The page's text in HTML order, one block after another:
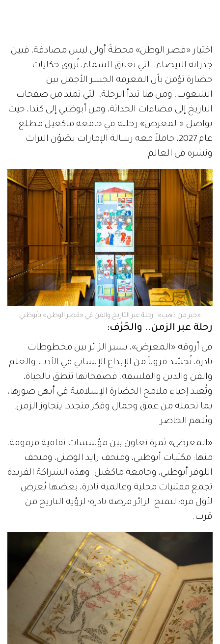
اختيار «قصر الوطن» محطةً أولى ليس مصادفة، فبين
جدرانه البيضاء، التي تعانق السماء، تُروى حكايات
حضارة تؤمن بأن المعرفة الجسر الأجمل بين
الشعوب. ومن هنا تبدأ الرحلة، التي تمتد من صفحات
التاريخ إلى فضاءات الحداثة، ومن أبوظبي إلى كندا، حيث
يواصل «المعرض» رحلته في جامعة ماكغيل مطلع
عام 2027، حاملاً معه رسالة الإمارات بصَوْن التراث
ونشره في العالم.
«حبر من ذهب».. رحلة عبر التاريخ والفن في «قصر الوطن» بأبوظبي
رحلة عبر الزمن.. والحَرْف:
في أروقة «المعرض»، يسير الزائر بين مخطوطات
نادرة، تُجسّد قروناً من الإبداع الإنساني في الأدب والعلم
والفن والدين والفلسفة. فصفحاتها تنطق بالحياة،
وتُعيد إحياء ملامح الحضارة الإسلامية في أبهى صورها،
بما تحمله من عمق وجمال وفكر متجدد، يتجاوز الزمن،
ويُلهم الحاضر.
«المعرض» ثمرة تعاون بين مؤسسات ثقافية مرموقة،
منها: مكتبات أبوظبي، ومتحف زايد الوطني، ومتحف
اللوفر أبوظبي، وجامعة ماكغيل. وهذه الشراكة الفريدة
تجمع مقتنيات محلية وعالمية نادرة، بعضها يُعرض
لأول مرة؛ لتمنح الزائر فرصة نادرة؛ لرؤية التاريخ من
قرب.